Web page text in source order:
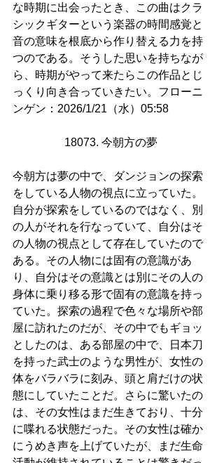
な時期に出会ったとき、この曲はクラ
シックギターという楽器の時間感覚と
音の意味を根底から作り替える力を持
つのである。そうした思いを持ちなが
ら、時期がやって来たらこの作品とじ
っくり向き合っていきたい。フローニ
ンゲン：2026/1/21（水）05:58
18073. 今朝方の夢
今朝方は夢の中で、ダンジョンの探索
をしている人物の視点に立っていた。
自分が探索をしているのではなく、別
の人がそれを行なっていて、自分はそ
の人物の視点として存在していたので
ある。その人物には固有の意識があ
り、自分はその意識とは別にその人の
身体に乗り移る形で固有の意識を持っ
ていた。探索の過程で色々な場所や部
屋に訪れたのだが、その中でもギョッ
としたのは、ある部屋の中で、日本刀
を持った武士のような男性が、女性の
体をバラバラに刻み、頭と肩だけの状
態にしていたことだ。さらに驚いたの
は、その女性はまだ生きており、十分
に喋れる状態だった。その女性は確か
にうめき声を上げていたが、まだ生命